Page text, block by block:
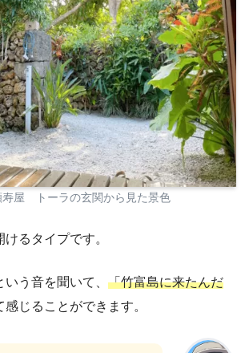
寿屋 トーラの玄関から見た景色
るタイプです。
いう音を聞いて、 「竹富島に来たんだ
感じることができます。